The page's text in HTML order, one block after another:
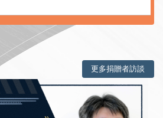
更多捐贈者訪談